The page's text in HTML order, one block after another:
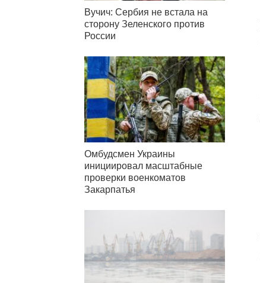
Вучич: Сербия не встала на
сторону Зеленского против
России
Омбудсмен Украины
инициировал масштабные
проверки военкоматов
Закарпатья